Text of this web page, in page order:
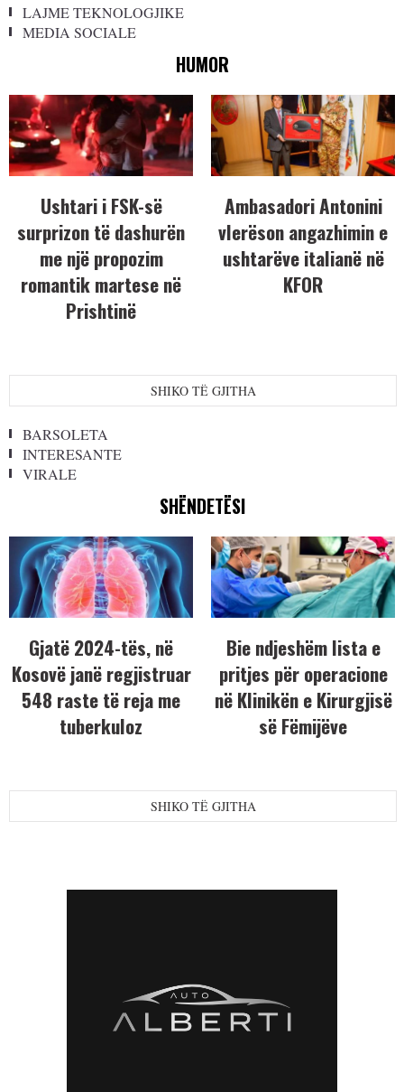
LAJME TEKNOLOGJIKE
MEDIA SOCIALE
HUMOR
Ushtari i FSK-së
surprizon të dashurën
me një propozim
romantik martese në
Prishtinë
Ambasadori Antonini
vlerëson angazhimin e
ushtarëve italianë në
KFOR
SHIKO TË GJITHA
BARSOLETA
INTERESANTE
VIRALE
SHËNDETËSI
Gjatë 2024-tës, në
Kosovë janë regjistruar
548 raste të reja me
tuberkuloz
Bie ndjeshëm lista e
pritjes për operacione
në Klinikën e Kirurgjisë
së Fëmijëve
SHIKO TË GJITHA